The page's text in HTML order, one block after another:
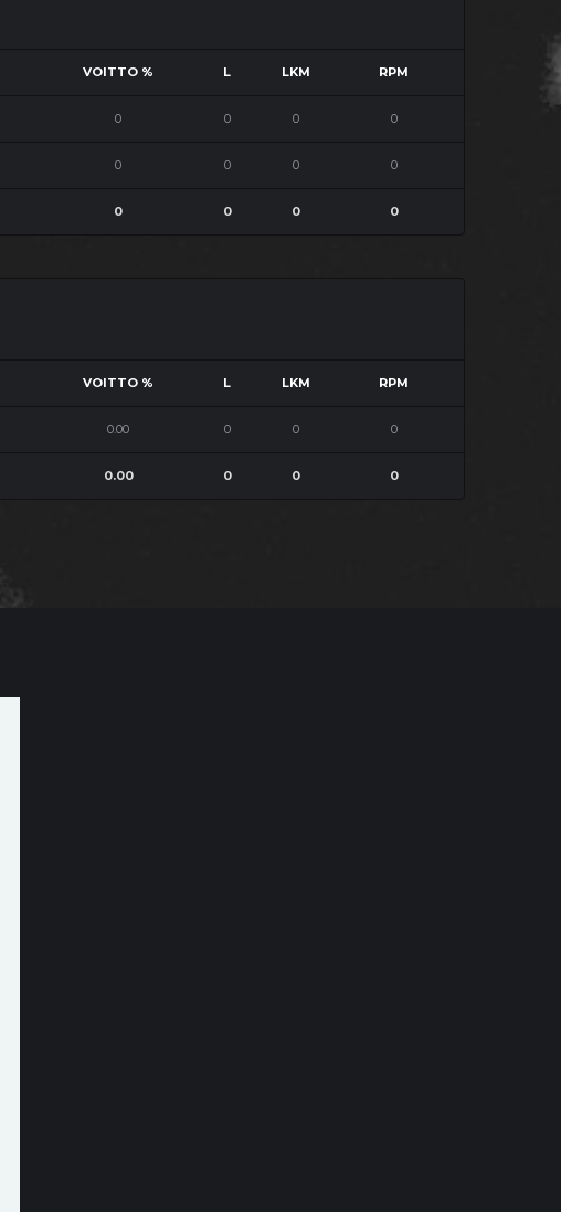
VOITTO % L LKM RPM
0 0 0 0
0 0 0 0
0 0 0 0
VOITTO % L LKM RPM
0.00 0 0 0
0.00 0 0 0